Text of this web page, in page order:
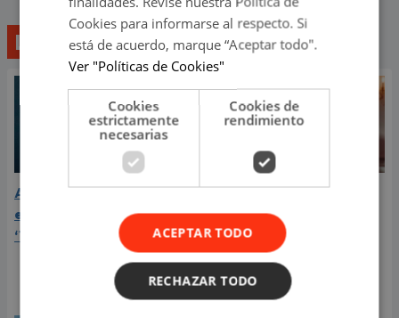
Lo último
Aria Vega conquista con
el lanzamiento de
‘Tototo (+4)’
¿Greeicy está
embarazada de su
segundo hijo? Mike Bahía
compartió revelador
video
Cookies para informarse al respecto. Si
está de acuerdo, marque “Aceptar todo".
Ver "Políticas de Cookies"
Cookies
estrictamente
necesarias
Cookies de
rendimiento
ACEPTAR TODO
RECHAZAR TODO